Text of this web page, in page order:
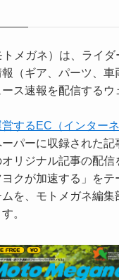
メガネ）は、ライ
（ギア、パーツ、車
ス速報を配信するウ
するEC（インターネ
パーに収録された記
リジナル記事の配信
ヨクが加速する」を
を、モトメガネ編集
。